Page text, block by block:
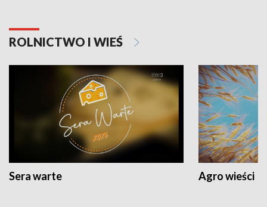
ROLNICTWO I WIEŚ
Sera warte Agro wieści